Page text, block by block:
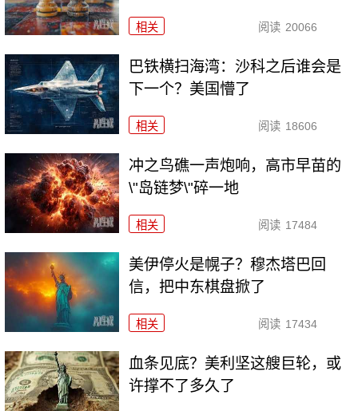
相关 阅读 20066
巴铁横扫海湾：沙科之后谁会是
下一个？美国懵了
相关 阅读 18606
冲之鸟礁一声炮响，高市早苗的
\"岛链梦\"碎一地
相关 阅读 17484
美伊停火是幌子？穆杰塔巴回
信，把中东棋盘掀了
相关 阅读 17434
血条见底？美利坚这艘巨轮，或
许撑不了多久了